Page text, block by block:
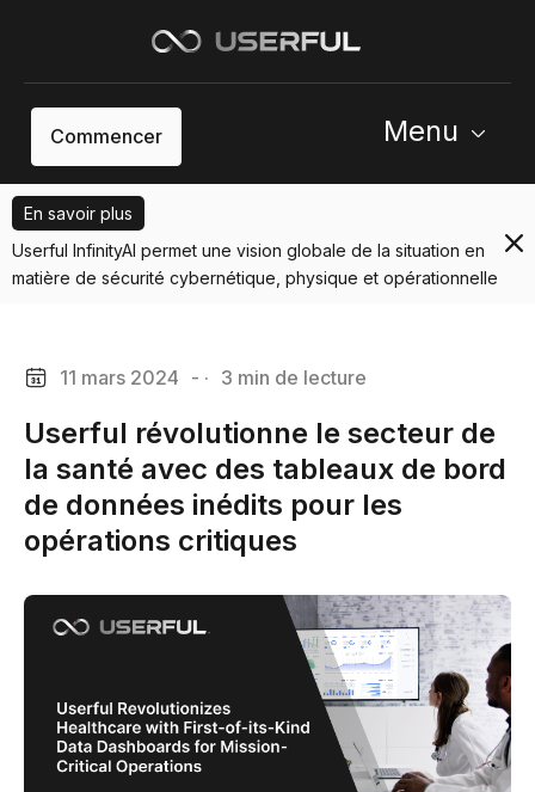
Commencer Menu
En savoir plus
Userful InfinityAI permet une vision globale de la situation en
matière de sécurité cybernétique, physique et opérationnelle
11 mars 2024 - · 3 min de lecture
Userful révolutionne le secteur de
la santé avec des tableaux de bord
de données inédits pour les
opérations critiques